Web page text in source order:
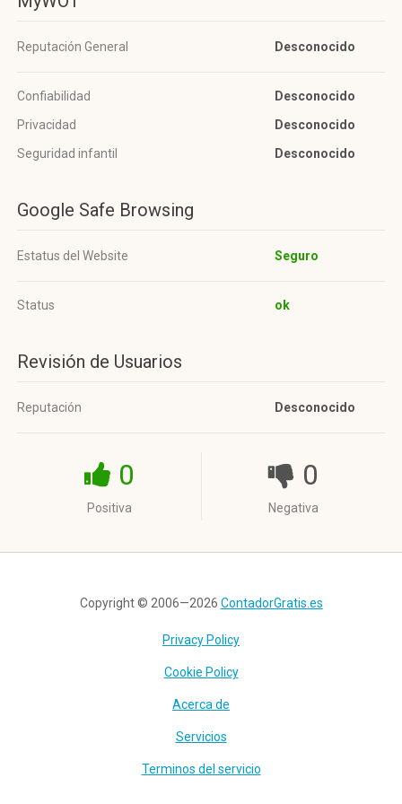
Reputación General Desconocido
Confiabilidad
Desconocido
Privacidad
Desconocido
Seguridad infantil
Desconocido
Google Safe Browsing
Estatus del Website Seguro
Status ok
Revisión de Usuarios
Reputación Desconocido
0
Positiva
0
Negativa
Copyright © 2006—2026 ContadorGratis.es
Privacy Policy
Cookie Policy
Acerca de
Servicios
Terminos del servicio